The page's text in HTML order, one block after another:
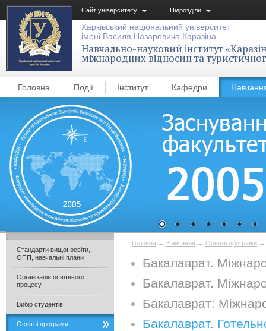
Сайт університету Підрозділи
Харківський національний університет
імені Василя Назаровича Каразіна
Навчально-науковий інститут
міжнародних відносин та
Головна Події Інститут Кафедри
Головна → Навчання → Освітні програми
Бакалаврат.
Бакалаврат.
Бакалаврат:
Бакалаврат.
Стандарти вищої освіти,
ОПП, навчальні плани
Організація освітнього
процесу
Вибір студентів
Освітні програми